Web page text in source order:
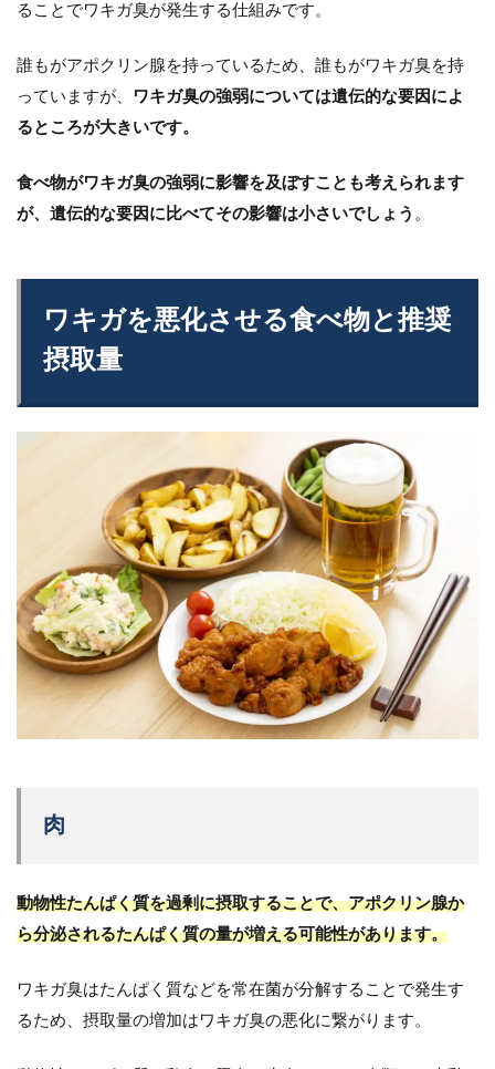
ることでワキガ臭が発生する仕組みです。
誰もがアポクリン腺を持っているため、誰もがワキガ臭を持
っていますが、
ワキガ臭の強弱については遺伝的な要因によ
るところが大きいです。
食べ物がワキガ臭の強弱に影響を及ぼすことも考えられます
が、遺伝的な要因に比べてその影響は小さいでしょう 。
ワキガを悪化させる食べ物と推奨
摂取量
肉
動物性たんぱく質を過剰に摂取することで、アポクリン腺か
ら分泌されるたんぱく質の量が増える可能性があります。
ワキガ臭はたんぱく質などを常在菌が分解することで発生す
るため、摂取量の増加はワキガ臭の悪化に繋がります。